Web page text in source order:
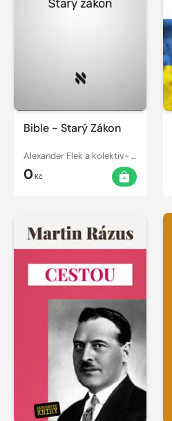
Bible - Starý Zákon
Alexander Flek a kolektiv- překlad
0Kč